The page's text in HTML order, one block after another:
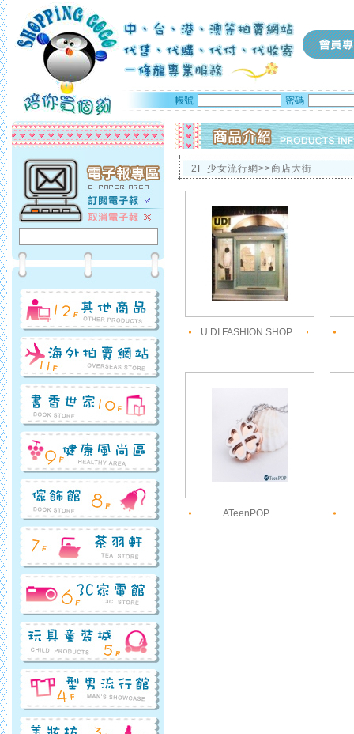
帳號 密碼
2F 少女流行網>>商店大街
U DI FASHION SHOP
ATeenPOP